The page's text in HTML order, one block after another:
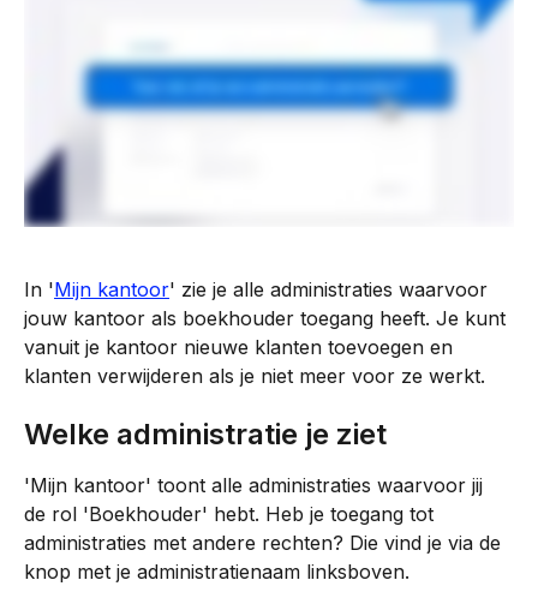
In 'Mijn kantoor' zie je alle administraties waarvoor
jouw kantoor als boekhouder toegang heeft. Je kunt
vanuit je kantoor nieuwe klanten toevoegen en
klanten verwijderen als je niet meer voor ze werkt.
Welke administratie je ziet
'Mijn kantoor' toont alle administraties waarvoor jij
de rol 'Boekhouder' hebt. Heb je toegang tot
administraties met andere rechten? Die vind je via de
knop met je administratienaam linksboven.